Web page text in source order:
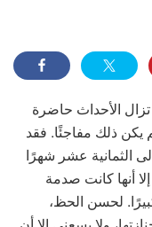
تزال الأحداث حاضرة
يكن ذلك مفاجئًا. فقد
الثمانية عشر شهرًا
أنها كانت صدمة
لحسن الحظ،